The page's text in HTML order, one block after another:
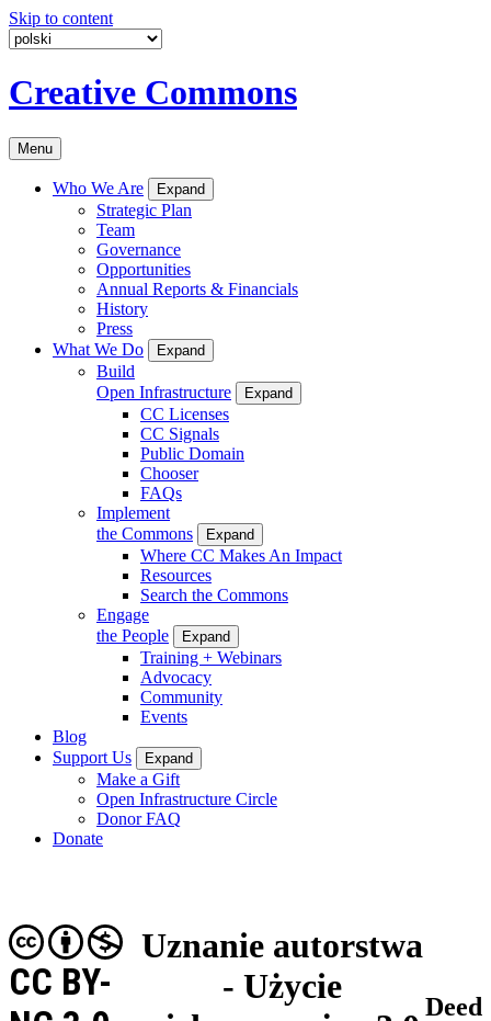
Skip to content
Creative Commons
Menu
Who We Are Expand
Strategic Plan
Team
Governance
Opportunities
Annual Reports & Financials
History
Press
What We Do
Expand
Build
Open Infrastructure
Expand
CC Licenses
CC Signals
Public Domain
Chooser
FAQs
Implement
the Commons
Expand
Where CC Makes An Impact
Resources
Search the Commons
Engage
the People
Expand
Training + Webinars
Advocacy
Community
Events
Blog
Support Us
Expand
Make a Gift
Open Infrastructure Circle
Donor FAQ
Donate
Uznanie autorstwa
- Użycie
CC BY-
Deed